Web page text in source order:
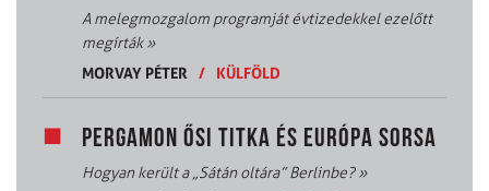
A melegmozgalom programját évtizedekkel ezelőtt
megírták»
MORVAY PÉTER
/ KÜLFÖLD
PERGAMON ŐSI TITKA ÉS EURÓPA SORSA
Hogyan került a „Sátán oltára” Berlinbe?»